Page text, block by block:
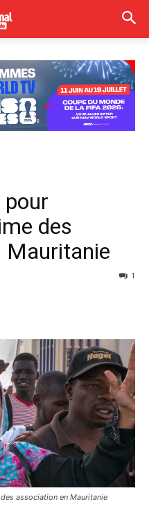
pour
des
Mauritanie
1
association en Mauritanie